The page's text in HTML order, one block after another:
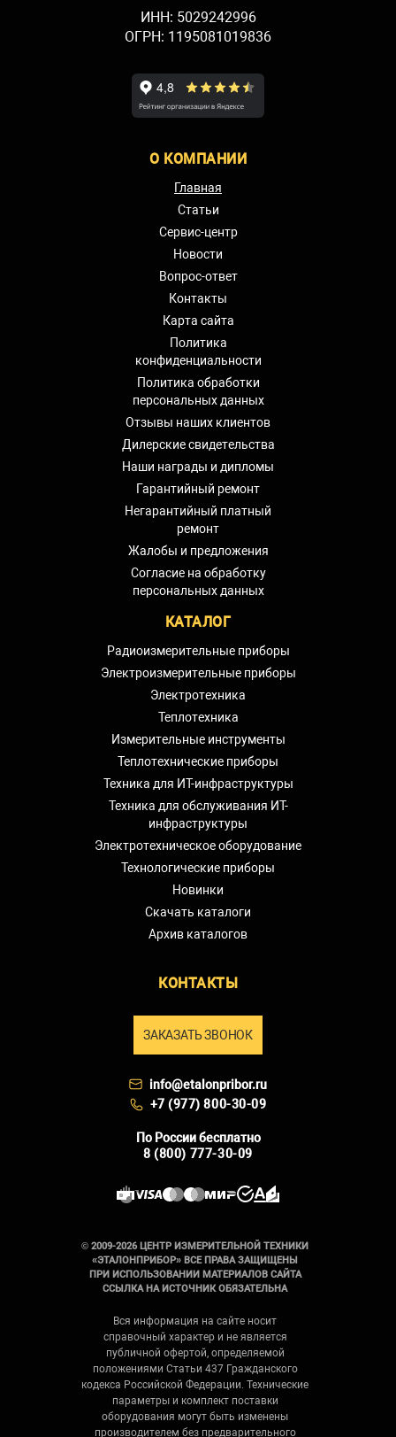
ИНН: 5029242996
ОГРН: 1195081019836
О КОМПАНИИ
Главная
Статьи
Сервис-центр
Новости
Вопрос-ответ
Контакты
Карта сайта
Политика
конфиденциальности
Политика обработки
персональных данных
Отзывы наших клиентов
Дилерские свидетельства
Наши награды и дипломы
Гарантийный ремонт
Негарантийный платный
ремонт
Жалобы и предложения
Согласие на обработку
персональных данных
КАТАЛОГ
Радиоизмерительные приборы
Электроизмерительные приборы
Электротехника
Теплотехника
Измерительные инструменты
Теплотехнические приборы
Техника для ИТ-инфраструктуры
Техника для обслуживания ИТ-
инфраструктуры
Электротехническое оборудование
Технологические приборы
Новинки
Скачать каталоги
Архив каталогов
КОНТАКТЫ
ЗАКАЗАТЬ ЗВОНОК
info@etalonpribor.ru
+7 (977) 800-30-09
По России бесплатно
8 (800) 777-30-09
© 2009-2026 ЦЕНТР ИЗМЕРИТЕЛЬНОЙ ТЕХНИКИ
«ЭТАЛОНПРИБОР» ВСЕ ПРАВА ЗАЩИЩЕНЫ
ПРИ ИСПОЛЬЗОВАНИИ МАТЕРИАЛОВ САЙТА
ССЫЛКА НА ИСТОЧНИК ОБЯЗАТЕЛЬНА
Вся информация на сайте носит
справочный характер и не является
публичной офертой, определяемой
положениями Статьи 437 Гражданского
кодекса Российской Федерации. Технические
параметры и комплект поставки
оборудования могут быть изменены
производителем без предварительного